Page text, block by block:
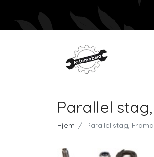
Parallellstag,
Hjem Parallellstag,